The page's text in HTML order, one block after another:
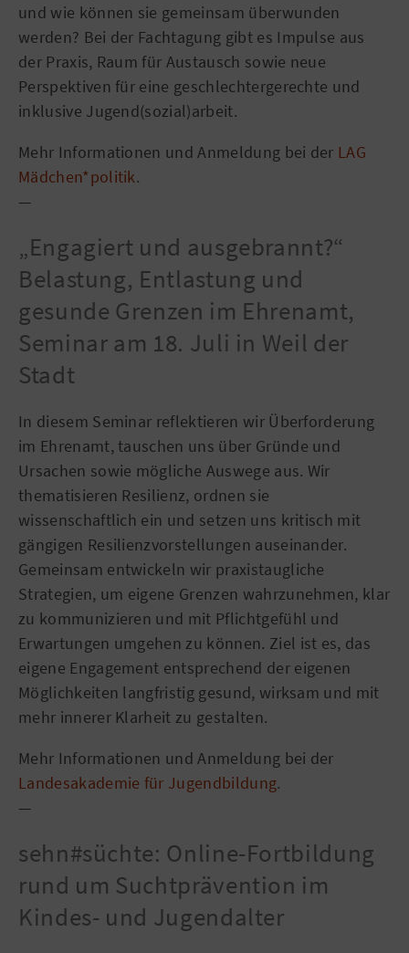
und wie können sie gemeinsam überwunden
werden? Bei der Fachtagung gibt es Impulse aus
der Praxis, Raum für Austausch sowie neue
Perspektiven für eine geschlechtergerechte und
inklusive Jugend(sozial)arbeit.
Mehr Informationen und Anmeldung bei der LAG
Mädchen*politik.
—
„Engagiert und ausgebrannt?“
Belastung, Entlastung und
gesunde Grenzen im Ehrenamt,
Seminar am 18. Juli in Weil der
Stadt
In diesem Seminar reflektieren wir Überforderung
im Ehrenamt, tauschen uns über Gründe und
Ursachen sowie mögliche Auswege aus. Wir
thematisieren Resilienz, ordnen sie
wissenschaftlich ein und setzen uns kritisch mit
gängigen Resilienzvorstellungen auseinander.
Gemeinsam entwickeln wir praxistaugliche
Strategien, um eigene Grenzen wahrzunehmen, klar
zu kommunizieren und mit Pflichtgefühl und
Erwartungen umgehen zu können. Ziel ist es, das
eigene Engagement entsprechend der eigenen
Möglichkeiten langfristig gesund, wirksam und mit
mehr innerer Klarheit zu gestalten.
Mehr Informationen und Anmeldung bei der
Landesakademie für Jugendbildung.
—
sehn#süchte: Online-Fortbildung
rund um Suchtprävention im
Kindes- und Jugendalter